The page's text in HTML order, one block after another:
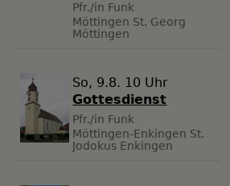
Pfr./in Funk
Möttingen St. Georg
Möttingen
So, 9.8. 10 Uhr
Gottesdienst
Pfr./in Funk
Möttingen-Enkingen St.
Jodokus Enkingen